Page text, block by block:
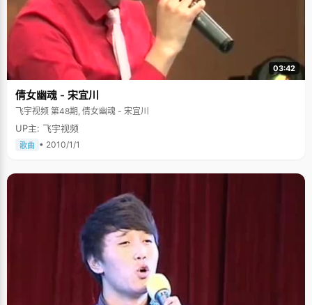
03:42
倩女幽魂 - 宋宜川
飞宇视频 第48期, 倩女幽魂 - 宋宜川
UP主: 飞宇视频
歌曲 • 2010/1/1